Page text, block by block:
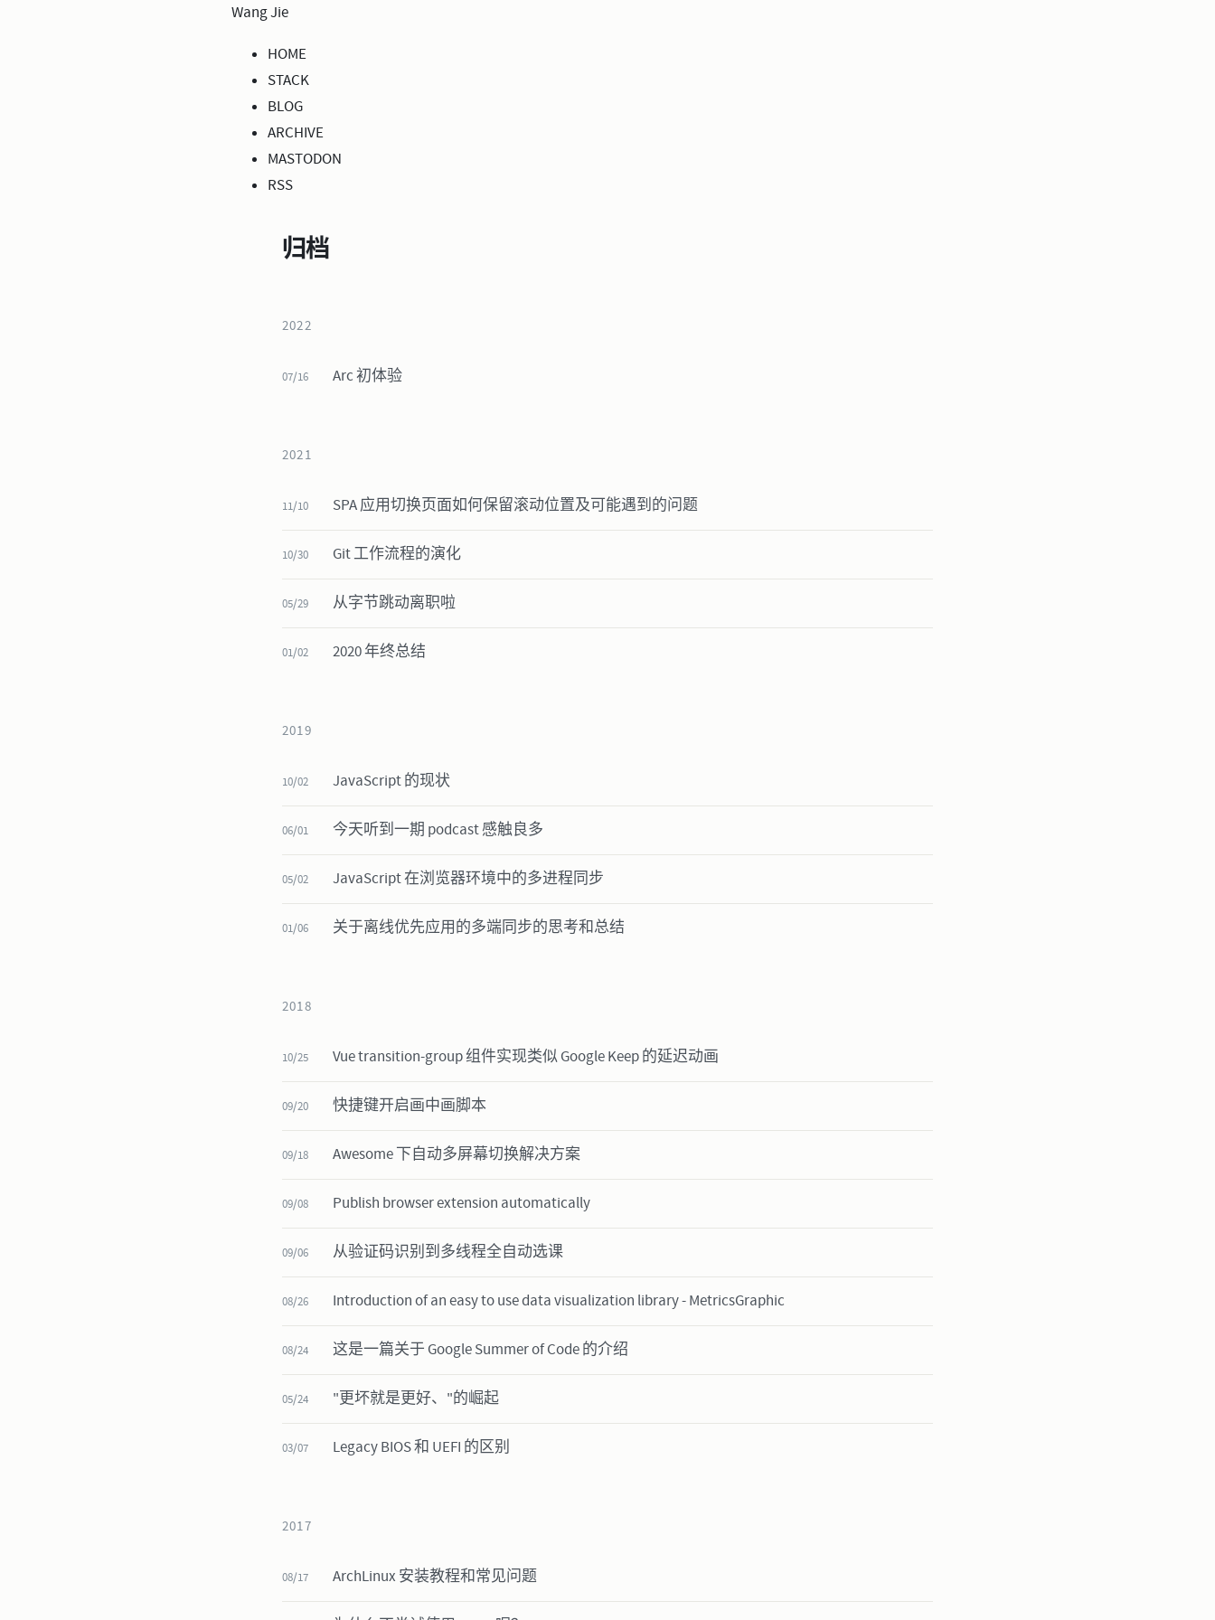
Wang Jie
HOME
STACK
BLOG
ARCHIVE
MASTODON
RSS
归档
2022
07/16 Arc 初体验
2021
11/10 SPA 应用切换页面如何保留滚动位置及可能遇到的问题
10/30 Git 工作流程的演化
05/29 从字节跳动离职啦
01/02 2020 年终总结
2019
10/02 JavaScript 的现状
06/01 今天听到一期 podcast 感触良多
05/02 JavaScript 在浏览器环境中的多进程同步
01/06 关于离线优先应用的多端同步的思考和总结
2018
10/25 Vue transition-group 组件实现类似 Google Keep 的延迟动画
09/20 快捷键开启画中画脚本
09/18 Awesome 下自动多屏幕切换解决方案
09/08 Publish browser extension automatically
09/06 从验证码识别到多线程全自动选课
08/26 Introduction of an easy to use data visualization library - MetricsGraphic
08/24 这是一篇关于 Google Summer of Code 的介绍
05/24 "更坏就是更好、"的崛起
03/07 Legacy BIOS 和 UEFI 的区别
2017
08/17 ArchLinux 安装教程和常见问题